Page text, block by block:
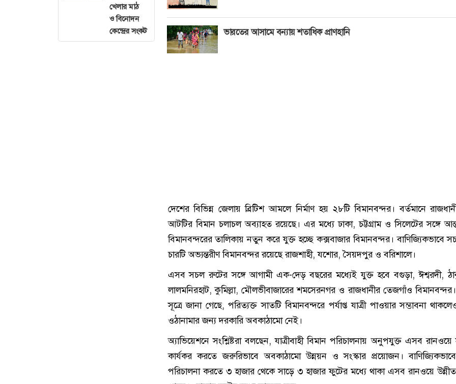
খেলার মাঠ
ও বিনোদন
কেন্দ্রের সংকট
ভারতের আসামে বন্যায় শতাধিক প্রাণহানি
দেশের বিভিন্ন জেলায় ব্রিটিশ আমলে নির্মাণ হয় ২৮টি বিমানবন্দর। বর্তমানে
আটটির বিমান চলাচল অব্যাহত রয়েছে। এর মধ্যে ঢাকা, চট্টগ্রাম ও সিলেটের সঙ্গে
বিমানবন্দরের তালিকায় নতুন করে যুক্ত হচ্ছে কক্সবাজার বিমানবন্দর। বাণিজ্যিকভাবে
চারটি অভ্যন্তরীণ বিমানবন্দর রয়েছে রাজশাহী, যশোর, সৈয়দপুর ও বরিশালে।
এসব সচল রুটের সঙ্গে আগামী এক-দেড় বছরের মধ্যেই যুক্ত হবে বগুড়া, ঈশ্বরদী,
লালমনিরহাট, কুমিল্লা, মৌলভীবাজারের শমসেরনগর ও রাজধানীর তেজগাঁও বিমানবন্দর।
সূত্রে জানা গেছে, পরিত্যক্ত সাতটি বিমানবন্দরে পর্যাপ্ত যাত্রী পাওয়ার সম্ভাবনা
ওঠানামার জন্য দরকারি অবকাঠামো নেই।
অ্যাভিয়েশনে সংশ্লিষ্টরা বলছেন, যাত্রীবাহী বিমান পরিচালনায় অনুপযুক্ত এসব
কার্যকর করতে জরুরিভাবে অবকাঠামো উন্নয়ন ও সংস্কার প্রয়োজন।
পরিচালনা করতে ৩ হাজার থেকে সাড়ে ৩ হাজার ফুটের মধ্যে থাকা এসব রানওয়ে